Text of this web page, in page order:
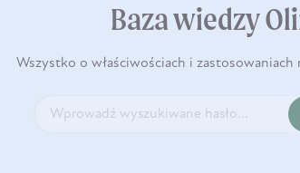
Baza wiedzy
Wszystko o właściwościach i